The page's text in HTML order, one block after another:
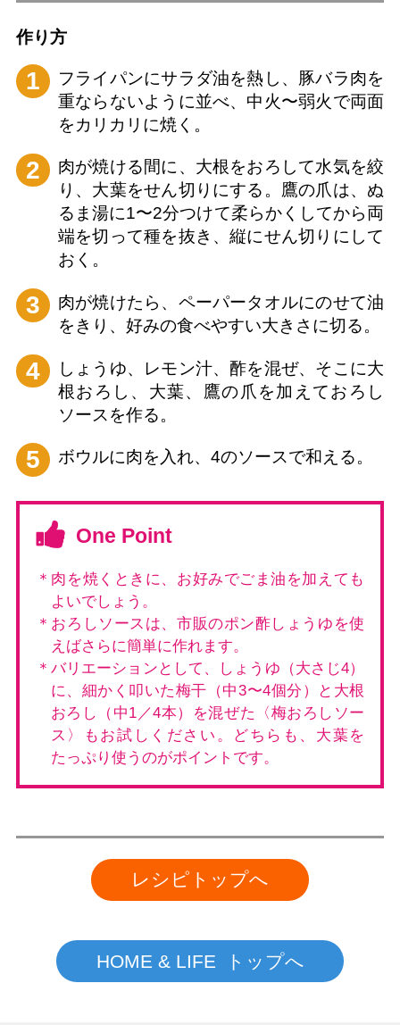
作り⽅
1
フライパンにサラダ油を熱し、豚バラ肉を
重ならないように並べ、中火〜弱火で両面
をカリカリに焼く。
2
肉が焼ける間に、大根をおろして水気を絞
り、大葉をせん切りにする。鷹の爪は、ぬ
るま湯に1〜2分つけて柔らかくしてから両
端を切って種を抜き、縦にせん切りにして
おく。
3
肉が焼けたら、ペーパータオルにのせて油
をきり、好みの食べやすい大きさに切る。
4
しょうゆ、レモン汁、酢を混ぜ、そこに大
根おろし、大葉、鷹の爪を加えておろし
ソースを作る。
5 ボウルに肉を入れ、4のソースで和える。
One Point
＊肉を焼くときに、お好みでごま油を加えても
よいでしょう。
＊おろしソースは、市販のポン酢しょうゆを使
えばさらに簡単に作れます。
＊バリエーションとして、しょうゆ（大さじ4）
に、細かく叩いた梅干（中3〜4個分）と大根
おろし（中1／4本）を混ぜた〈梅おろしソー
ス〉もお試しください。どちらも、大葉を
たっぷり使うのがポイントです。
レシピトップへ
HOME & LIFE トップへ